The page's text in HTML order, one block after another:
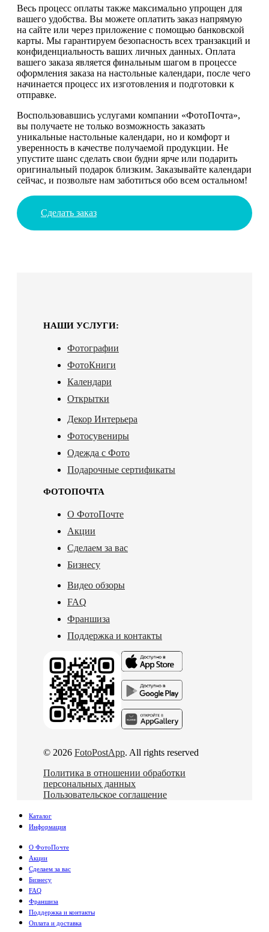
Весь процесс оплаты также максимально упрощен для
вашего удобства. Вы можете оплатить заказ напрямую
на сайте или через приложение с помощью банковской
карты. Мы гарантируем безопасность всех транзакций и
конфиденциальность ваших личных данных. Оплата
вашего заказа является финальным шагом в процессе
оформления заказа на настольные календари, после чего
начинается процесс их изготовления и подготовки к
отправке.
Воспользовавшись услугами компании «ФотоПочта»,
вы получаете не только возможность заказать
уникальные настольные календари, но и комфорт и
уверенность в качестве получаемой продукции. Не
упустите шанс сделать свои будни ярче или подарить
оригинальный подарок близким. Заказывайте календари
сейчас, и позвольте нам заботиться обо всем остальном!
Сделать заказ
НАШИ УСЛУГИ:
Фотографии
ФотоКниги
Календари
Открытки
Декор Интерьера
Фотосувениры
Одежда с Фото
Подарочные сертификаты
ФОТОПОЧТА
О ФотоПочте
Акции
Сделаем за вас
Бизнесу
Видео обзоры
FAQ
Франшиза
Поддержка и контакты
© 2026 FotoPostApp. All rights reserved
Политика в отношении обработки
персональных данных
Пользовательское соглашение
Каталог
Информация
О ФотоПочте
Акции
Сделаем за вас
Бизнесу
FAQ
Франшиза
Поддержка и контакты
Оплата и доставка